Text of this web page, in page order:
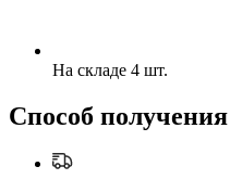
На складе 4 шт.
Способ получения